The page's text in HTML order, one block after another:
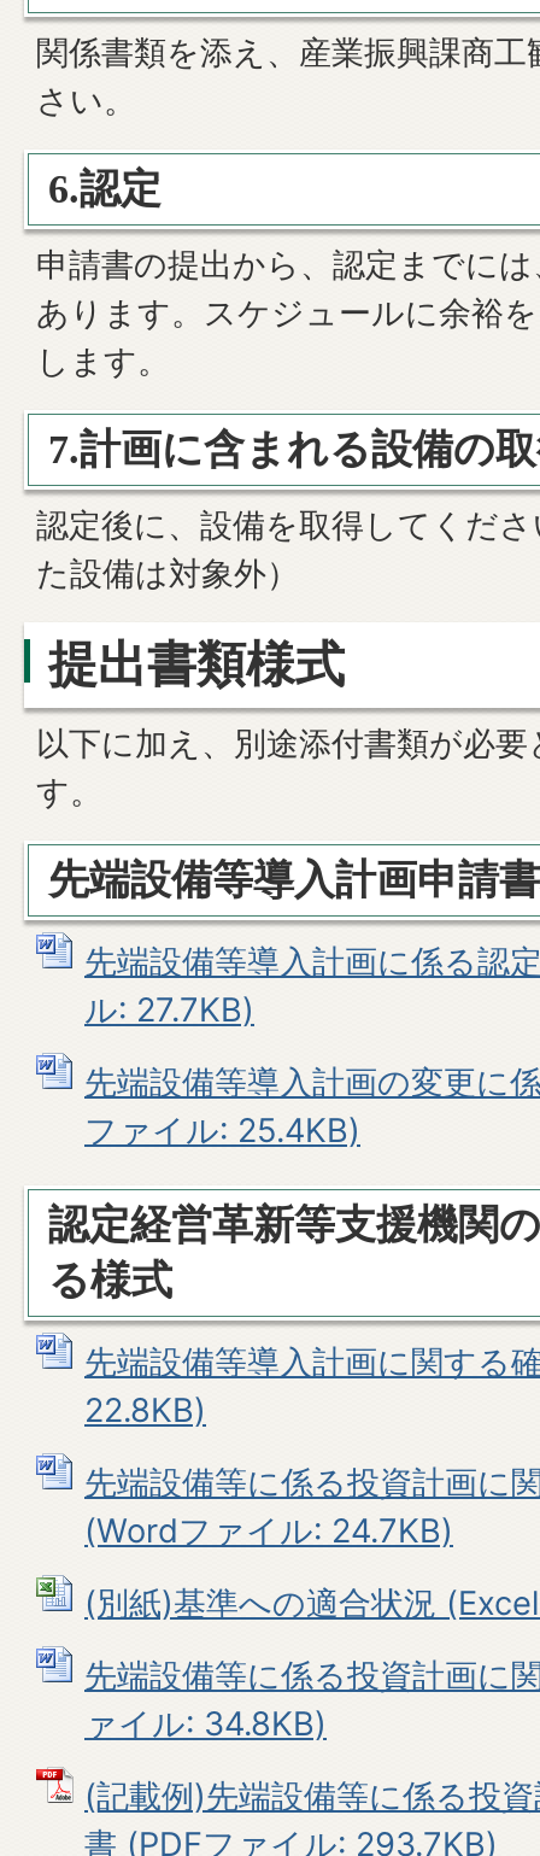
関係書類を添え、産業振興課商
さい。
6.認定
申請書の提出から、認定までに
あります。スケジュールに余裕
します。
7.計画に含まれる設備の
認定後に、設備を取得してくだ
た設備は対象外）
提出書類様式
以下に加え、別途添付書類が必
す。
先端設備等導入計画申請
先端設備等導入計画に係る認
ル: 27.7KB)
先端設備等導入計画の変更に
ファイル: 25.4KB)
認定経営革新等支援機関
る様式
先端設備等導入計画に関する
22.8KB)
先端設備等に係る投資計画に
(Wordファイル: 24.7KB)
(別紙)基準への適合状況
先端設備等に係る投資計画に
ァイル: 34.8KB)
(記載例)先端設備等に係る投
書 (PDFファイル: 293.7KB)